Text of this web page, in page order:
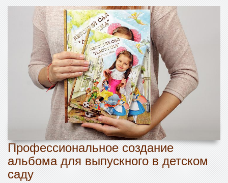
Профессиональное создание
альбома для выпускного в детском
саду